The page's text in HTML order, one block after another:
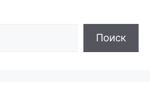
Поиск